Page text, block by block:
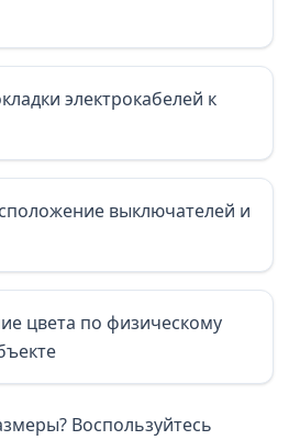
электрокабелей к
выключателей и
цвета по физическому
Воспользуйтесь